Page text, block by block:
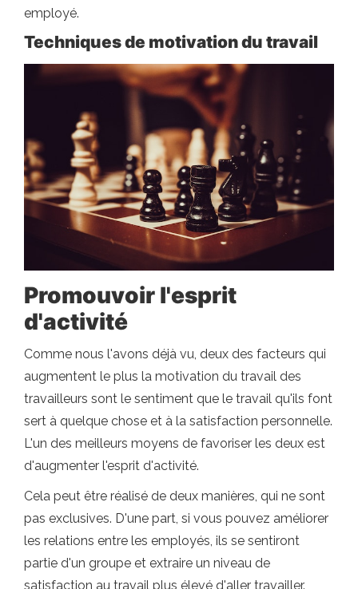
employé.
Techniques de motivation du travail
Promouvoir l'esprit
d'activité
Comme nous l'avons déjà vu, deux des facteurs qui
augmentent le plus la motivation du travail des
travailleurs sont le sentiment que le travail qu'ils font
sert à quelque chose et à la satisfaction personnelle.
L'un des meilleurs moyens de favoriser les deux est
d'augmenter l'esprit d'activité.
Cela peut être réalisé de deux manières, qui ne sont
pas exclusives. D'une part, si vous pouvez améliorer
les relations entre les employés, ils se sentiront
partie d'un groupe et extraire un niveau de
satisfaction au travail plus élevé d'aller travailler.